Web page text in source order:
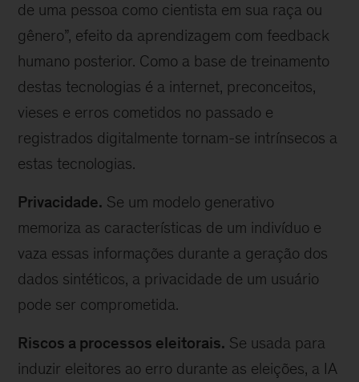
de uma pessoa como cientista em sua raça ou
gênero”, efeito da aprendizagem com feedback
humano posterior. Como a base de treinamento
destas tecnologias é a internet, preconceitos,
vieses e erros cometidos no passado e
registrados digitalmente tornam-se intrínsecos a
estas tecnologias.
Privacidade. Se um modelo generativo
memoriza as características de um indivíduo e
vaza essas informações durante a geração dos
dados sintéticos, a privacidade de um usuário
pode ser comprometida.
Riscos a processos eleitorais. Se usada para
induzir eleitores ao erro durante as eleições, a IA